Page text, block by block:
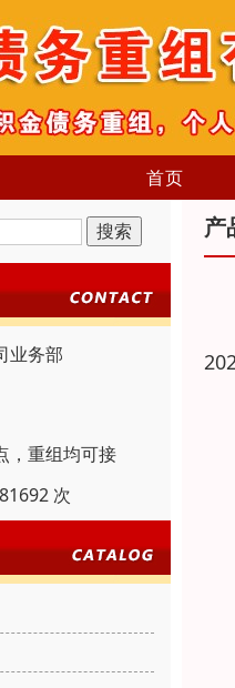
首页
业务部
，重组均可接
次
产